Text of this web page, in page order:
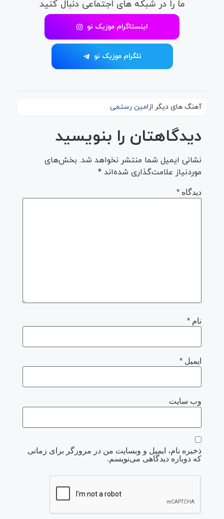
ما را در شبکه های اجتماعی دنبال کنید
اینستاگرام موزیک نو
تلگرام موزیک نو
آهنگ های دیگر ازامین رستمی
دیدگاهتان را بنویسید
نشانی ایمیل شما منتشر نخواهد شد. بخش‌های
موردنیاز علامت‌گذاری شده‌اند *
دیدگاه *
نام *
ایمیل *
وب‌ سایت
ذخیره نام، ایمیل و وبسایت من در مرورگر برای زمانی
که دوباره دیدگاهی می‌نویسم.